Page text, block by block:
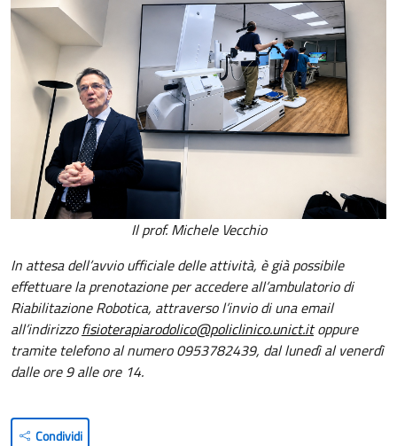
Il prof. Michele Vecchio
In attesa dell’avvio ufficiale delle attività, è già possibile
effettuare la prenotazione per accedere all’ambulatorio di
Riabilitazione Robotica, attraverso l’invio di una email
all’indirizzofisioterapiarodolico@policlinico.unict.itoppure
tramite telefono al numero 0953782439, dal lunedì al venerdì
dalle ore 9 alle ore 14.
Condividi